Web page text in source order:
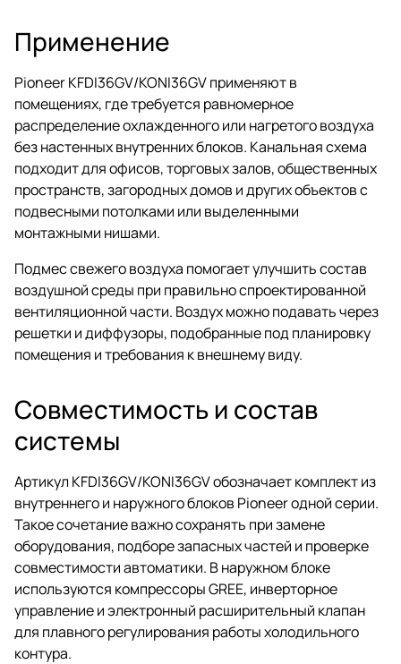
Применение
Pioneer KFDI36GV/KONI36GV применяют в
помещениях, где требуется равномерное
распределение охлажденного или нагретого воздуха
без настенных внутренних блоков. Канальная схема
подходит для офисов, торговых залов, общественных
пространств, загородных домов и других объектов с
подвесными потолками или выделенными
монтажными нишами.
Подмес свежего воздуха помогает улучшить состав
воздушной среды при правильно спроектированной
вентиляционной части. Воздух можно подавать через
решетки и диффузоры, подобранные под планировку
помещения и требования к внешнему виду.
Совместимость и состав
системы
Артикул KFDI36GV/KONI36GV обозначает комплект из
внутреннего и наружного блоков Pioneer одной серии.
Такое сочетание важно сохранять при замене
оборудования, подборе запасных частей и проверке
совместимости автоматики. В наружном блоке
используются компрессоры GREE, инверторное
управление и электронный расширительный клапан
для плавного регулирования работы холодильного
контура.